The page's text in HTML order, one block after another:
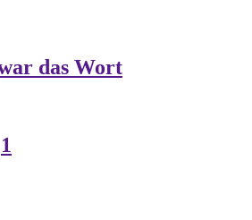
das Wort